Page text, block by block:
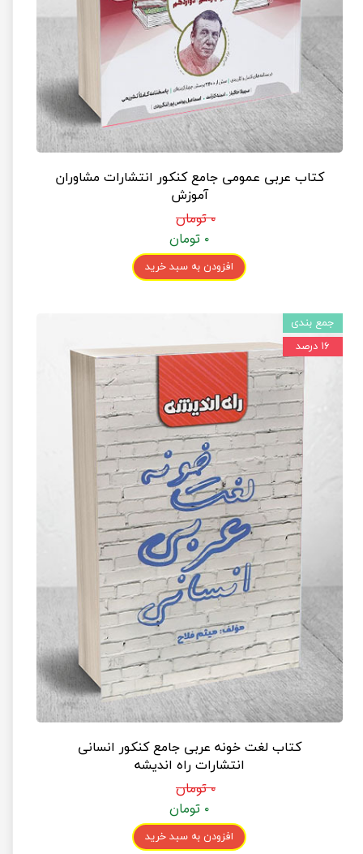
کتاب عربی عمومی جامع کنکور انتشارات مشاوران
آموزش
۰ تومان
۰ تومان
افزودن به سبد خرید
کتاب لغت خونه عربی جامع کنکور انسانی
انتشارات راه اندیشه
۰ تومان
۰ تومان
افزودن به سبد خرید
جمع بندی
۱۶ درصد